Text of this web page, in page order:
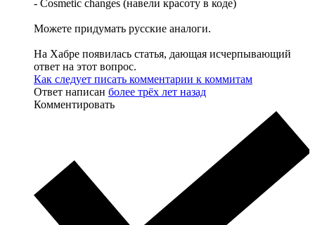
- Cosmetic changes (навели красоту в коде)
Можете придумать русские аналоги.
На Хабре появилась статья, дающая исчерпывающий
ответ на этот вопрос.
Как следует писать комментарии к коммитам
Ответ написан более трёх лет назад
Комментировать